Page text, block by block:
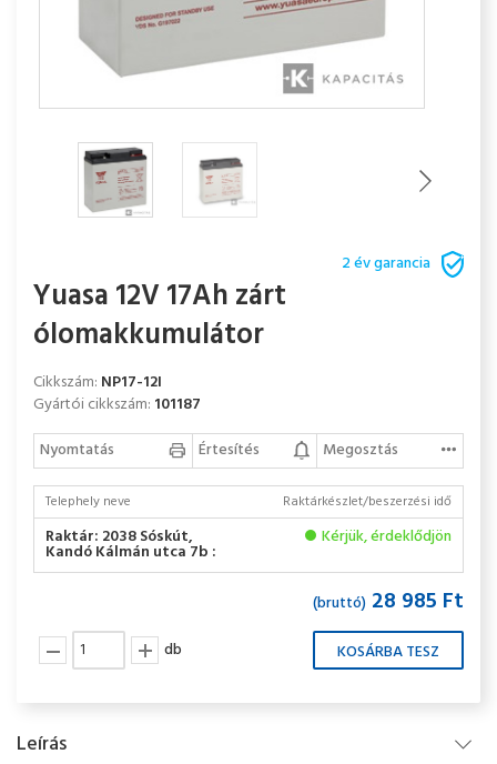
2 év garancia
Yuasa 12V 17Ah zárt
ólomakkumulátor
Cikkszám: NP17-12I
Gyártói cikkszám: 101187
Nyomtatás
Értesítés Megosztás
Telephely neve Raktárkészlet/beszerzési idő
Raktár: 2038 Sóskút,
Kandó Kálmán utca 7b :
Kérjük, érdeklődjön
(bruttó) 28 985 Ft
db
Leírás